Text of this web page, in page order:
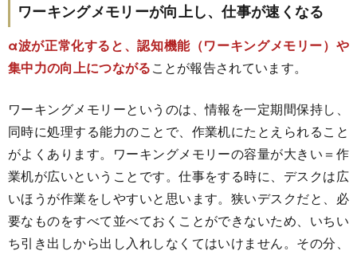
ワーキングメモリーが向上し、仕事が速くなる
α波が正常化すると、認知機能（ワーキングメモリー）や
集中力の向上につながることが報告されています。
ワーキングメモリーというのは、情報を一定期間保持し、
同時に処理する能力のことで、作業机にたとえられること
がよくあります。ワーキングメモリーの容量が大きい＝作
業机が広いということです。仕事をする時に、デスクは広
いほうが作業をしやすいと思います。狭いデスクだと、必
要なものをすべて並べておくことができないため、いちい
ち引き出しから出し入れしなくてはいけません。その分、